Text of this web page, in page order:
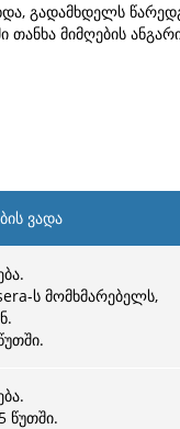
გადამხდელს
მიმღების
ვადა
ს მომხმარებელს,
წუთში.